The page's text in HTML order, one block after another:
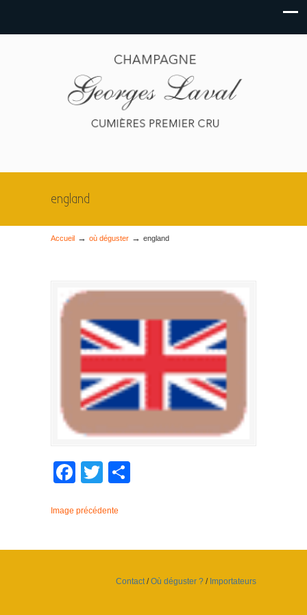
england
Accueil → où déguster → england
Facebook
Twitter
Image précédente
Contact /Où déguster ? / Importateurs